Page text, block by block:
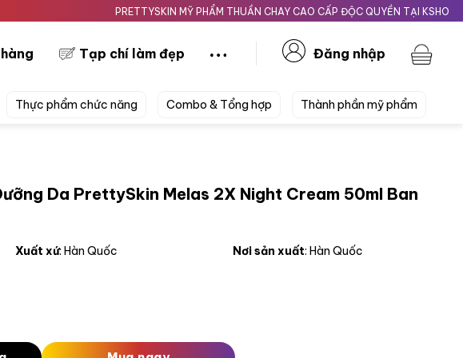
PRETTYSKIN MỸ PHẨM THUẦN CHAY CAO CẤP ĐỘC QUYỀN TẠI
Tạp chí làm đẹp Đăng nhập
Thực phẩm chức năng Combo & Tổng hợp Thành phần mỹ phẩm
Da PrettySkin Melas 2X Night Cream 50ml Ban
Xuất xứ: Hàn Quốc Nơi sản xuất: Hàn Quốc
PrettySkin Melas 2X Night Cream 50ml Ban Đêm số lượng